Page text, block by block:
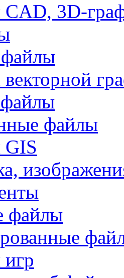
3D-
файлы
файлы